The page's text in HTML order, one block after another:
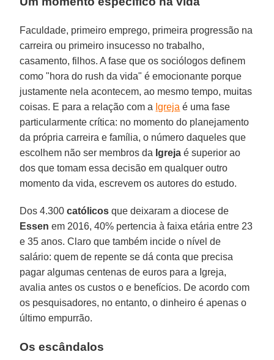
Faculdade, primeiro emprego, primeira progressão na
carreira ou primeiro insucesso no trabalho,
casamento, filhos. A fase que os sociólogos definem
como "hora do rush da vida" é emocionante porque
justamente nela acontecem, ao mesmo tempo, muitas
coisas. E para a relação com a Igreja é uma fase
particularmente crítica: no momento do planejamento
da própria carreira e família, o número daqueles que
escolhem não ser membros da Igreja é superior ao
dos que tomam essa decisão em qualquer outro
momento da vida, escrevem os autores do estudo.
Dos 4.300 católicos que deixaram a diocese de
Essen em 2016, 40% pertencia à faixa etária entre 23
e 35 anos. Claro que também incide o nível de
salário: quem de repente se dá conta que precisa
pagar algumas centenas de euros para a Igreja,
avalia antes os custos o e benefícios. De acordo com
os pesquisadores, no entanto, o dinheiro é apenas o
último empurrão.
Os escândalos